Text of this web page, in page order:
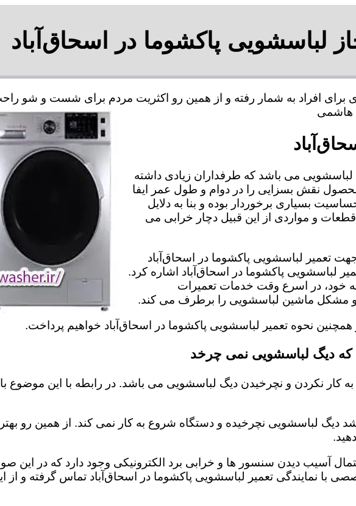
لباسشویی پاکشوما در اسحاق‌آباد
برای افراد به شمار رفته و از همین رو اکثریت مردم برای شست و شو
می باشد که طرفداران زیادی داشته
نقش بسزایی را در دوام و طول عمر ایفا
بسیاری برخوردار بوده و بنا به دلایل
و مواردی از این قبیل دچار خرابی می
جهت تعمیر لباسشویی پاکشوما در اسحاق‌آباد
لباسشویی پاکشوما در اسحاق‌آباد اشاره کرد.
خود، در اسرع وقت خدمات تعمیرات
و مشکل ماشین لباسشویی را برطرف می کند.
نحوه تعمیر لباسشویی پاکشوما در اسحاق‌آباد خواهیم پرداخت.
که دیگ لباسشویی نمی چرخد
کار نکردن و نچرخیدن دیگ لباسشویی می باشد. در رابطه با این موضوع
دیگ لباسشویی نچرخیده و دستگاه شروع به کار نمی کند. از همین رو
آسیب دیدن سنسور ها و خرابی برد الکترونیکی وجود دارد که در این
با نمایندگی تعمیر لباسشویی پاکشوما در اسحاق‌آباد تماس گرفته و